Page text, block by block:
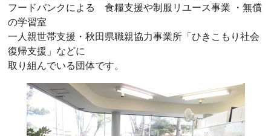
フードバンクによる 食糧支援や制服リユース事業 ・無償
の学習室
一人親世帯支援・秋田県職親協力事業所「ひきこもり社会
復帰支援」などに
取り組んでいる団体です。